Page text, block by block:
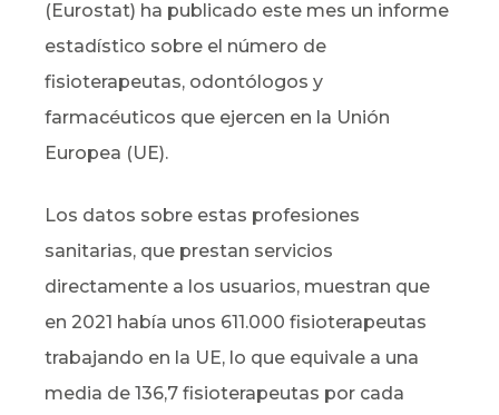
(Eurostat) ha publicado este mes un informe
estadístico sobre el número de
fisioterapeutas, odontólogos y
farmacéuticos que ejercen en la Unión
Europea (UE).
Los datos sobre estas profesiones
sanitarias, que prestan servicios
directamente a los usuarios, muestran que
en 2021 había unos 611.000 fisioterapeutas
trabajando en la UE, lo que equivale a una
media de 136,7 fisioterapeutas por cada